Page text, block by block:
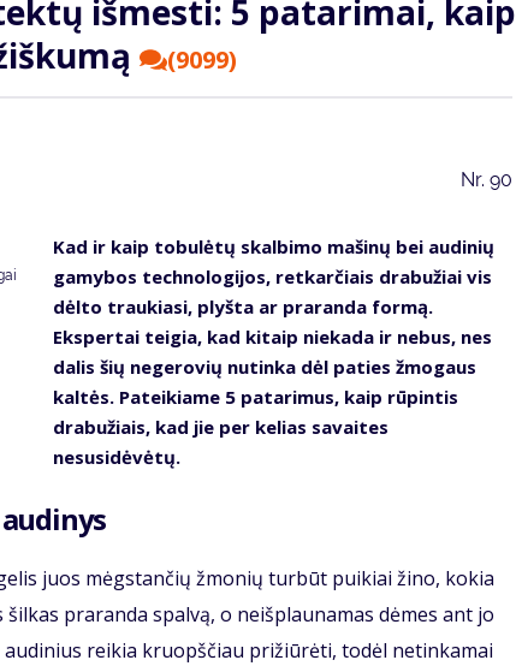
išmesti: 5 patarimai, kaip
(9099)
Nr. 90
Kad ir kaip tobulėtų skalbimo mašinų bei audinių
gamybos technologijos, retkarčiais drabužiai vis
dėlto traukiasi, plyšta ar praranda formą.
Ekspertai teigia, kad kitaip niekada ir nebus, nes
dalis šių negerovių nutinka dėl paties žmogaus
kaltės. Pateikiame 5 patarimus, kaip rūpintis
drabužiais, kad jie per kelias savaites
nesusidėvėtų.
juos mėgstančių žmonių turbūt puikiai žino, kokia
praranda spalvą, o neišplaunamas dėmes ant jo
audinius reikia kruopščiau prižiūrėti, todėl netinkamai